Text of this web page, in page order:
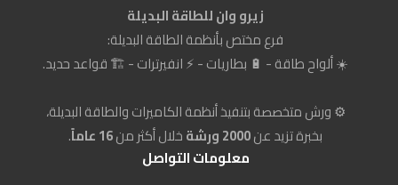
زيرو وان للطاقة البديلة
فرع مختص بأنظمة الطاقة البديلة:
☀️ ألواح طاقة - 🔋 بطاريات - ⚡ انفيرترات - 🏗️ قواعد حديد.
⚙️ ورش متخصصة بتنفيذ أنظمة الكاميرات والطاقة البديلة،
بخبرة تزيد عن2000 ورشة خلال أكثر من16 عاماً
.
معلومات التواصل